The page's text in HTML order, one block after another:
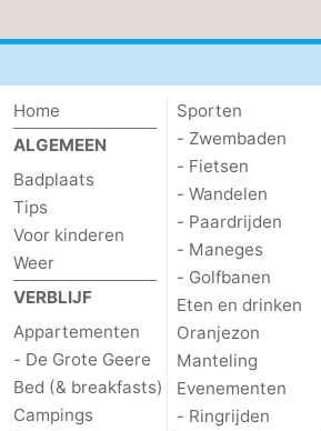
Home
ALGEMEEN
Badplaats
Tips
Voor kinderen
Weer
VERBLIJF
Appartementen
- De Grote Geere
Bed (& breakfasts)
Campings
Sporten
- Zwembaden
- Fietsen
- Wandelen
- Paardrijden
- Maneges
- Golfbanen
Eten en drinken
Oranjezon
Manteling
Evenementen
- Ringrijden